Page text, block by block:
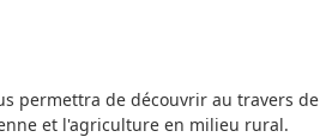
permettra de découvrir au travers de
et l'agriculture en milieu rural.